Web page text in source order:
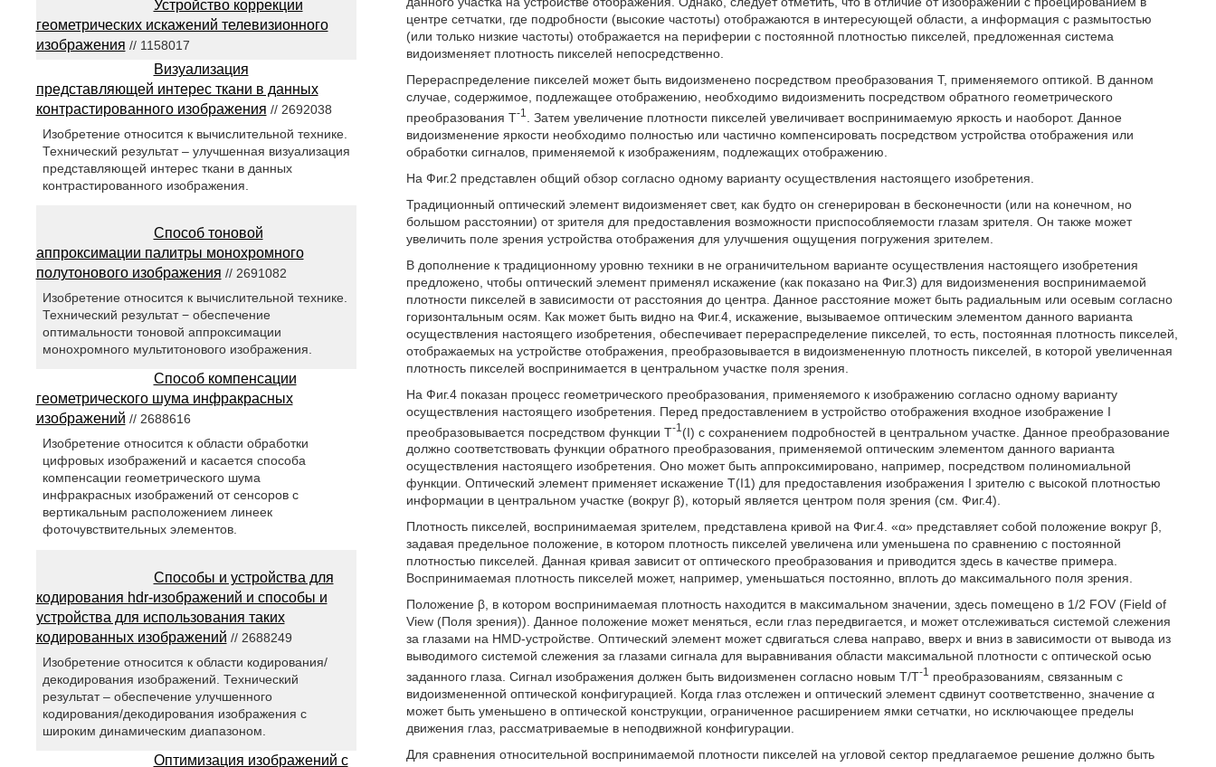
центре сетчатки, где подробности (высокие частоты) отображаются в интересующей области, а информация с размытостью
(или только низкие частоты) отображается на периферии с постоянной плотностью пикселей, предложенная система
видоизменяет плотность пикселей непосредственно.
Перераспределение пикселей может быть видоизменено посредством преобразования T, применяемого оптикой. В данном
случае, содержимое, подлежащее отображению, необходимо видоизменить посредством обратного геометрического
преобразования T-1
. Затем увеличение плотности пикселей увеличивает воспринимаемую яркость и наоборот. Данное
видоизменение яркости необходимо полностью или частично компенсировать посредством устройства отображения или
обработки сигналов, применяемой к изображениям, подлежащих отображению.
На Фиг.2 представлен общий обзор согласно одному варианту осуществления настоящего изобретения.
Традиционный оптический элемент видоизменяет свет, как будто он сгенерирован в бесконечности (или на конечном, но
большом расстоянии) от зрителя для предоставления возможности приспособляемости глазам зрителя. Он также может
увеличить поле зрения устройства отображения для улучшения ощущения погружения зрителем.
В дополнение к традиционному уровню техники в не ограничительном варианте осуществления настоящего изобретения
предложено, чтобы оптический элемент применял искажение (как показано на Фиг.3) для видоизменения воспринимаемой
плотности пикселей в зависимости от расстояния до центра. Данное расстояние может быть радиальным или осевым согласно
горизонтальным осям. Как может быть видно на Фиг.4, искажение, вызываемое оптическим элементом данного варианта
осуществления настоящего изобретения, обеспечивает перераспределение пикселей, то есть, постоянная плотность пикселей,
отображаемых на устройстве отображения, преобразовывается в видоизмененную плотность пикселей, в которой увеличенная
плотность пикселей воспринимается в центральном участке поля зрения.
На Фиг.4 показан процесс геометрического преобразования, применяемого к изображению согласно одному варианту
осуществления настоящего изобретения. Перед предоставлением в устройство отображения входное изображение I
преобразовывается посредством функции T-1 (I) с сохранением подробностей в центральном участке. Данное преобразование
должно соответствовать функции обратного преобразования, применяемой оптическим элементом данного варианта
осуществления настоящего изобретения. Оно может быть аппроксимировано, например, посредством полиномиальной
функции. Оптический элемент применяет искажение T(I1) для предоставления изображения I зрителю с высокой плотностью
информации в центральном участке (вокруг β), который является центром поля зрения (см. Фиг.4).
Плотность пикселей, воспринимаемая зрителем, представлена кривой на Фиг.4. «α» представляет собой положение вокруг β,
задавая предельное положение, в котором плотность пикселей увеличена или уменьшена по сравнению с постоянной
плотностью пикселей. Данная кривая зависит от оптического преобразования и приводится здесь в качестве примера.
Воспринимаемая плотность пикселей может, например, уменьшаться постоянно, вплоть до максимального поля зрения.
Положение β, в котором воспринимаемая плотность находится в максимальном значении, здесь помещено в 1/2 FOV (Field of
View (Поля зрения)). Данное положение может меняться, если глаз передвигается, и может отслеживаться системой слежения
за глазами на HMD-устройстве. Оптический элемент может сдвигаться слева направо, вверх и вниз в зависимости от вывода из
выводимого системой слежения за глазами сигнала для выравнивания области максимальной плотности с оптической осью
заданного глаза. Сигнал изображения должен быть видоизменен согласно новым T/T-1
преобразованиям, связанным с
видоизмененной оптической конфигурацией. Когда глаз отслежен и оптический элемент сдвинут соответственно, значение α
может быть уменьшено в оптической конструкции, ограниченное расширением ямки сетчатки, но исключающее пределы
движения глаз, рассматриваемые в неподвижной конфигурации.
Для сравнения относительной воспринимаемой плотности пикселей на угловой сектор предлагаемое решение должно быть
Устройство коррекции
геометрических искажений телевизионного
изображения // 1158017
Визуализация
представляющей интерес ткани в данных
контрастированного изображения // 2692038
Изобретение относится к вычислительной технике.
Технический результат – улучшенная визуализация
представляющей интерес ткани в данных
контрастированного изображения.
Способ тоновой
аппроксимации палитры монохромного
полутонового изображения // 2691082
Изобретение относится к вычислительной технике.
Технический результат − обеспечение
оптимальности тоновой аппроксимации
монохромного мультитонового изображения.
Способ компенсации
геометрического шума инфракрасных
изображений // 2688616
Изобретение относится к области обработки
цифровых изображений и касается способа
компенсации геометрического шума
инфракрасных изображений от сенсоров с
вертикальным расположением линеек
фоточувствительных элементов.
Способы и устройства для
кодирования hdr-изображений и способы и
устройства для использования таких
кодированных изображений // 2688249
Изобретение относится к области кодирования/
декодирования изображений. Технический
результат – обеспечение улучшенного
кодирования/декодирования изображения с
широким динамическим диапазоном.
Оптимизация изображений с